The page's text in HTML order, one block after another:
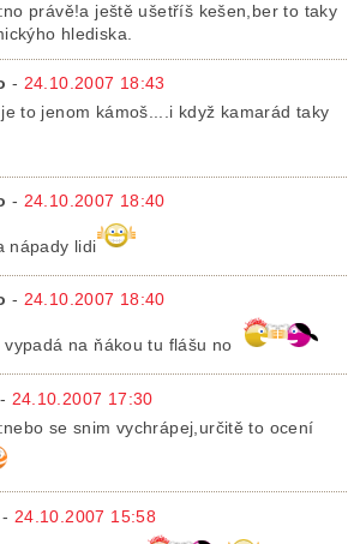
právě!a ještě ušetříš kešen,ber to taky
hlediska.
- 24.10.2007 18:43
to jenom kámoš....i když kamarád taky
- 24.10.2007 18:40
nápady lidi
- 24.10.2007 18:40
vypadá na ňákou tu flášu no
- 24.10.2007 17:30
se snim vychrápej,určitě to ocení
- 24.10.2007 15:58